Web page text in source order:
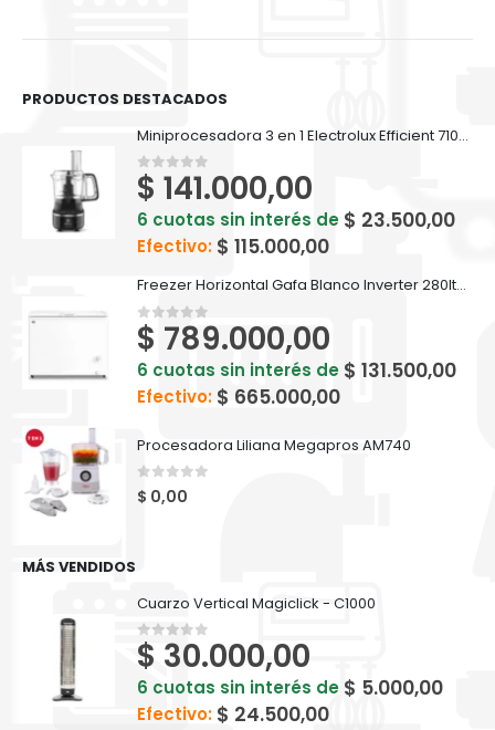
PRODUCTOS DESTACADOS
Miniprocesadora 3 en 1 Electrolux Efficient 710ml EFP500
0out of 5
$ 141.000,00
6 cuotas sin interés de $ 23.500,00
Efectivo: $ 115.000,00
Freezer Horizontal Gafa Blanco Inverter 280lts FGHI300B-L
0out of 5
$ 789.000,00
6 cuotas sin interés de $ 131.500,00
Efectivo: $ 665.000,00
Procesadora Liliana Megapros AM740
0 out of 5
$ 0,00
MÁS VENDIDOS
Cuarzo Vertical Magiclick - C1000
0out of 5
$ 30.000,00
6 cuotas sin interés de $ 5.000,00
Efectivo: $ 24.500,00